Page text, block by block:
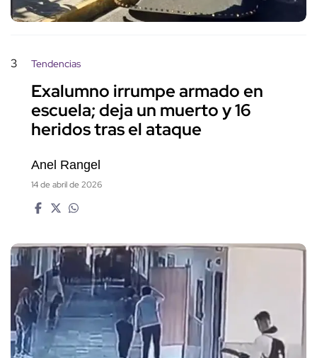
3 Tendencias
Exalumno irrumpe armado en
escuela; deja un muerto y 16
heridos tras el ataque
Anel Rangel
14 de abril de 2026